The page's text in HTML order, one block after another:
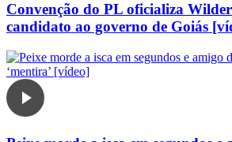
Convenção do PL oficializa
candidato ao governo de Goiás